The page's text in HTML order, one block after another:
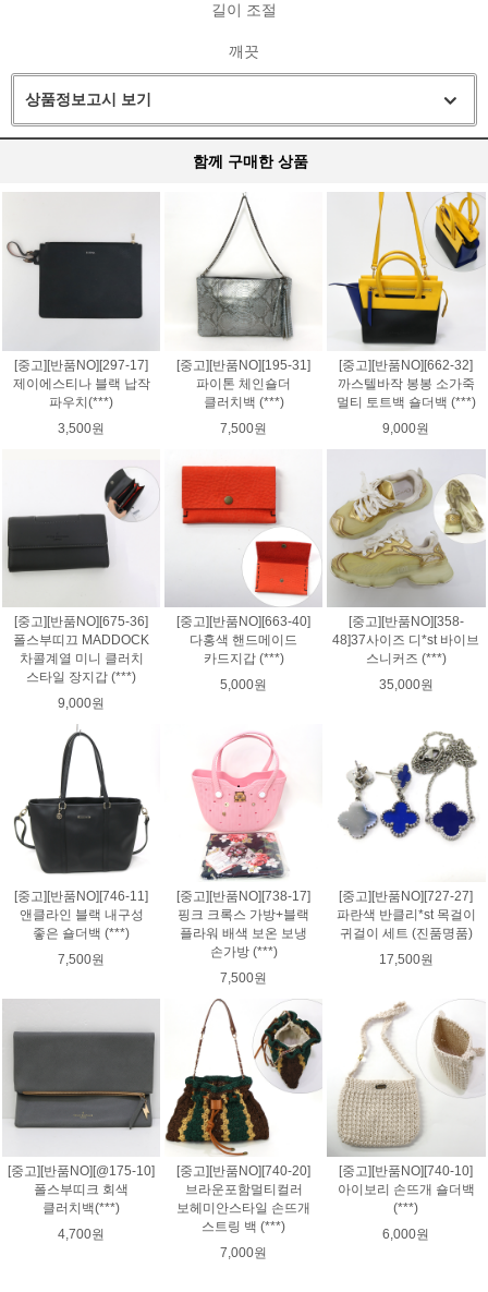
길이 조절
깨끗
상품정보고시 보기
함께 구매한 상품
[중고][반품NO][297-17]
제이에스티나 블랙 납작
파우치(***)
3,500원
[중고][반품NO][195-31]
파이톤 체인숄더
클러치백 (***)
7,500원
[중고][반품NO][662-32]
까스텔바작 봉봉 소가죽
멀티 토트백 숄더백 (***)
9,000원
[중고][반품NO][675-36]
폴스부띠끄 MADDOCK
차콜계열 미니 클러치
스타일 장지갑 (***)
9,000원
[중고][반품NO][663-40]
다홍색 핸드메이드
카드지갑 (***)
5,000원
[중고][반품NO][358-
48]37사이즈 디*st 바이브
스니커즈 (***)
35,000원
[중고][반품NO][746-11]
앤클라인 블랙 내구성
좋은 숄더백 (***)
7,500원
[중고][반품NO][738-17]
핑크 크록스 가방+블랙
플라워 배색 보온 보냉
손가방 (***)
7,500원
[중고][반품NO][727-27]
파란색 반클리*st 목걸이
귀걸이 세트 (진품명품)
17,500원
[중고][반품NO][@175-10]
폴스부띠크 회색
클러치백(***)
4,700원
[중고][반품NO][740-20]
브라운포함멀티컬러
보헤미안스타일 손뜨개
스트링 백 (***)
7,000원
[중고][반품NO][740-10]
아이보리 손뜨개 숄더백
(***)
6,000원